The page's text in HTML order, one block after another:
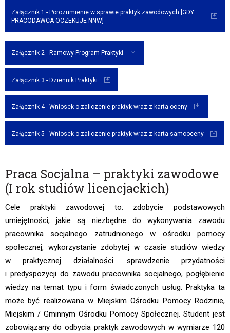
Załącznik 1 - Porozumienie w sprawie praktyk zawodowych [GDY
PRACODAWCA OCZEKUJE NNW]
Załącznik 2 - Ramowy Program Praktyki
Załącznik 3 - Dziennik Praktyki
Załącznik 4 - Wniosek o zaliczenie praktyk wraz z karta oceny
Załącznik 5 - Wniosek o zaliczenie praktyk wraz z karta samooceny
Praca Socjalna – praktyki zawodowe
(I rok studiów licencjackich)
Cele praktyki zawodowej to: zdobycie podstawowych
umiejętności, jakie są niezbędne do wykonywania zawodu
pracownika socjalnego zatrudnionego w ośrodku pomocy
społecznej, wykorzystanie zdobytej w czasie studiów wiedzy
w praktycznej działalności. sprawdzenie przydatności
i predyspozycji do zawodu pracownika socjalnego, pogłębienie
wiedzy na temat typu i form świadczonych usług. Praktyka ta
może być realizowana w Miejskim Ośrodku Pomocy Rodzinie,
Miejskim / Gminnym Ośrodku Pomocy Społecznej. Student jest
zobowiązany do odbycia praktyk zawodowych w wymiarze 120